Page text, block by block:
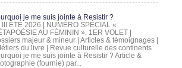
je me suis jointe à Resistir ?
III ÉTÉ 2026 | NUMÉRO SPÉCIAL «
AU FÉMININ », 1ER VOLET |
majeur & mineur | Articles & témoignages |
du livre | Revue culturelle des continents
je me suis jointe à Resistir ? Article &
(fournie) par...